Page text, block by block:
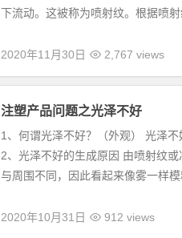
下流动。这被称为喷射纹。根据喷射
2020年11月30日 2,767 views
注塑产品问题之光泽不好
1、何谓光泽不好？（外观） 光泽
2、光泽不好的生成原因 由喷射纹
与周围不同，因此看起来像雾一样模
2020年10月31日 912 views